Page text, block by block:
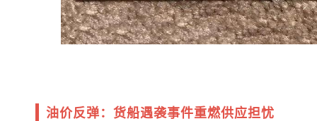
油价反弹：货船遇袭事件重燃供应担忧